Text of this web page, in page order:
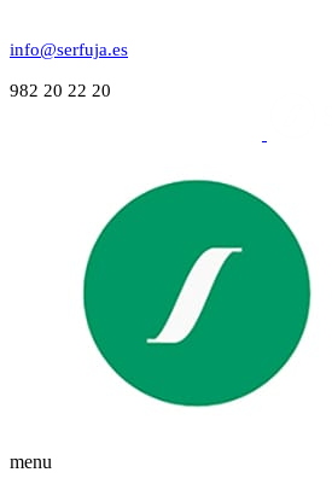
info@serfuja.es
982 20 22 20
menu